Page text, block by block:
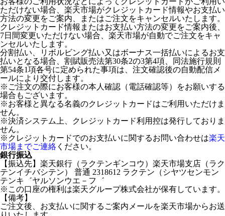
ただけない場合、楽天市場がクレジットカード情報やお支払い
方法の変更をご案内、またはご注文をキャンセルいたします。
クレジットカード情報またはお支払い方法の変更をご案内後、
7日間変更いただけない場合、楽天市場が自動でご注文をキャ
ンセルいたします。
分割払い、リボルビング払い又はボーナス一括払いによるお支
払いとなる場合、割賦販売法第30条2の3第4項、同法施行規則
第54条1項各号に定められた事項は、注文確認後の自動配信メ
ールにより交付します。
※ご注文の際にお客様の本人確認（電話確認等）をお願いする
場合もございます。
※お客様と異なる名義のクレジットカードはご利用いただけま
せん。
※決済システム上、クレジットカード利用控は発行しておりま
せん。
※クレジットカードでのお支払いに関するお問い合わせは楽天
市場までご連絡 ください。
銀行振込
【振込先】楽天銀行（ラクテンギンコウ）楽天市場支店（ラク
テンイチバシテン） 普通 2318612 ラクテン（シヤツセンモン
テンキ゛ヤルソンウエ－フ゛
※この口座の権利は楽天グループ株式会社が保有しています。
【備考】
ご注文後、お支払いに関するご案内メールを楽天市場からお送